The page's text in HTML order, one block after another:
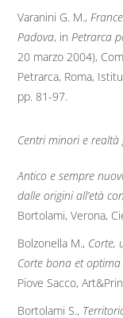
Varanini G. M.,
Padova, in Petrarca
20 marzo 2004),
Petrarca, Roma,
pp. 81-97.
Centri minori e
Antico e sempre
dalle origini all’età
Bortolami, Verona,
Bolzonella M., Corte,
Corte bona et
Piove Sacco,
Bortolami S.,